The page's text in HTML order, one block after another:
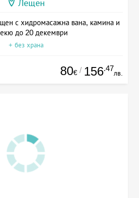
Лещен
с хидромасажна вана, камина и
до 20 декември
+ без храна
80€ / 156.47
лв.